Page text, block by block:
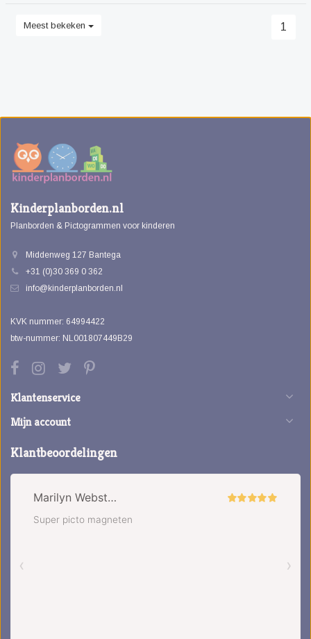
Meest bekeken 1
Kinderplanborden.nl
Planborden & Pictogrammen voor kinderen
Middenweg 127 Bantega
+31 (0)30 369 0 362
info@kinderplanborden.nl
KVK nummer: 64994422
btw-nummer: NL001807449B29
Klantenservice
Mijn account
Klantbeoordelingen